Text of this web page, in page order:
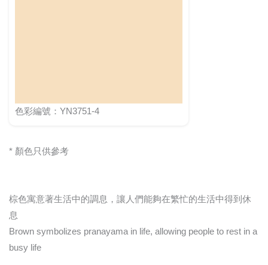
色彩編號：YN3751-4
* 顏色只供參考
棕色寓意著生活中的調息，讓人們能夠在繁忙的生活中得到休
息
Brown symbolizes pranayama in life, allowing people to rest in a
busy life